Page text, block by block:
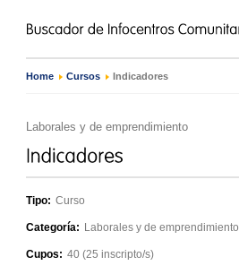
Home › Cursos › Indicadores
Laborales y de emprendimiento
Tipo: Curso
Categoría: Laborales y de emprendimiento
Cupos: 40 (25 inscripto/s)